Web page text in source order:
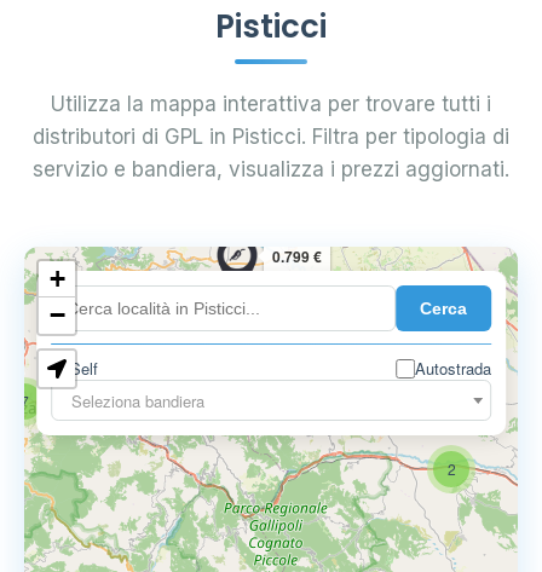
Pisticci
Utilizza la mappa interattiva per trovare tutti i
distributori di GPL in Pisticci. Filtra per tipologia di
servizio e bandiera, visualizza i prezzi aggiornati.
Cerca
Self
Autostrada
Seleziona bandiera
2
7
0.799 €
+
−